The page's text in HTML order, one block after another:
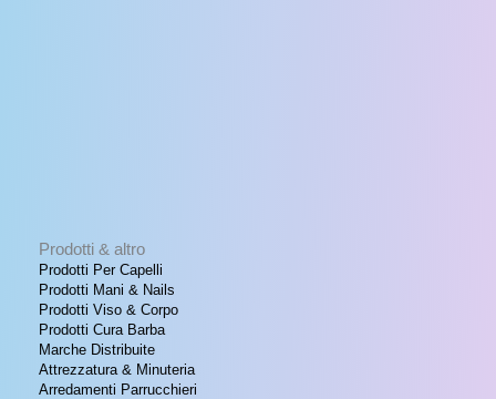
Prodotti & altro
Prodotti Per Capelli
Prodotti Mani & Nails
Prodotti Viso & Corpo
Prodotti Cura Barba
Marche Distribuite
Attrezzatura & Minuteria
Arredamenti Parrucchieri